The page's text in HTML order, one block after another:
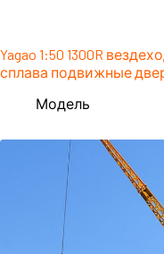
Yagao 1:50 1300R
сплава подвижные
Модель